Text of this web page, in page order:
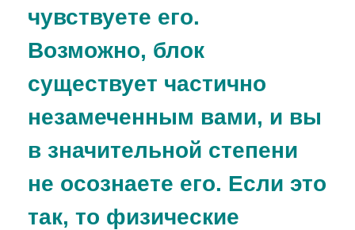
чувствуете его.
Возможно, блок
существует частично
незамеченным вами, и вы
в значительной степени
не осознаете его. Если это
так, то физические